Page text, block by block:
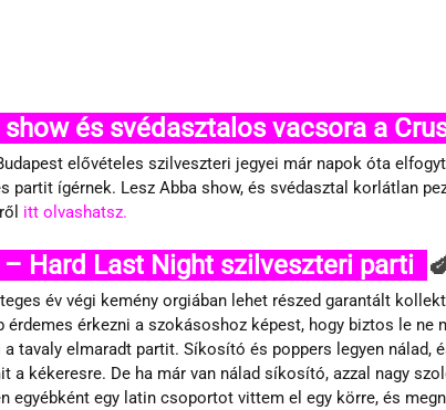
show és svédasztalos vacsora a
elővételes szilveszteri jegyei már napok óta
partit ígérnek. Lesz Abba show, és svédasztal korlátlan
itt olvashatsz.
Hard Last Night szilveszteri parti
év végi kemény orgiában lehet részed garantált
érdemes érkezni a szokásoshoz képest, hogy biztos le ne
a tavaly elmaradt partit. Síkosító és poppers legyen nálad,
a kékeresre. De ha már van nálad síkosító, azzal nagy
egyébként egy latin csoportot vittem el egy körre, és